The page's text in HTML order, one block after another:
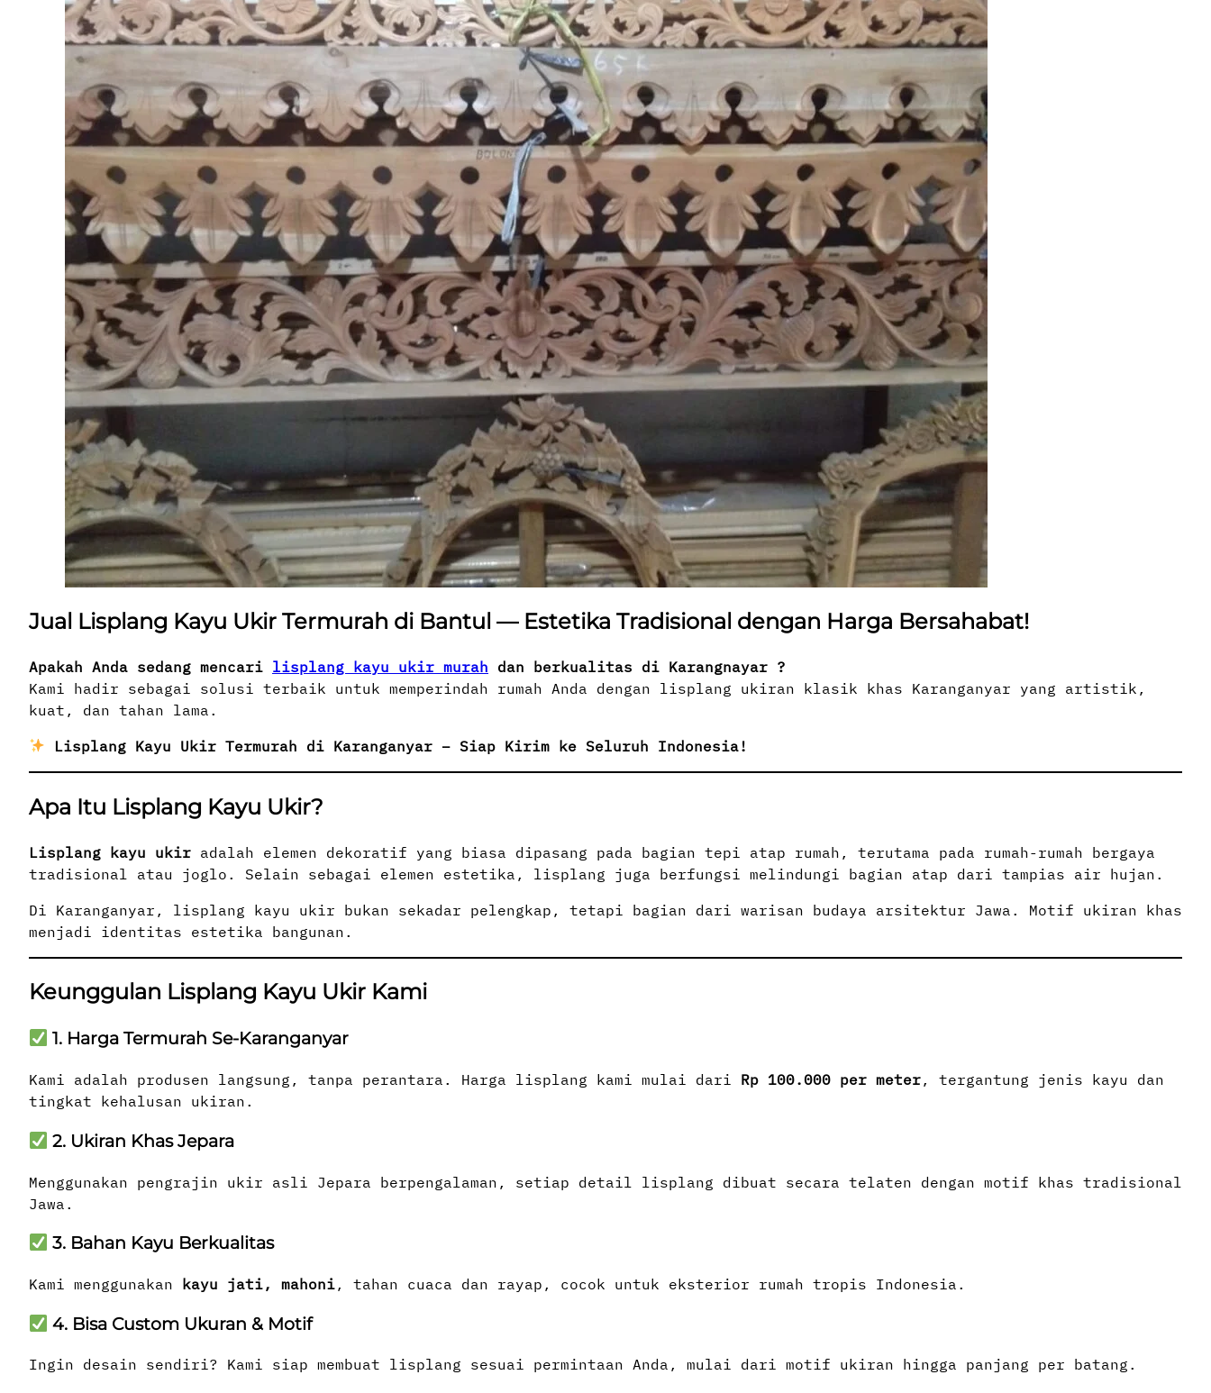
Jual Lisplang Kayu Ukir Termurah di Bantul — Estetika Tradisional dengan Harga Bersahabat!
Apakah Anda sedang mencari lisplang kayu ukir murah dan berkualitas di Karangnayar ?
Kami hadir sebagai solusi terbaik untuk memperindah rumah Anda dengan lisplang ukiran klasik khas Karanganyar yang artistik,
kuat, dan tahan lama.
Lisplang Kayu Ukir Termurah di Karanganyar – Siap Kirim ke Seluruh Indonesia!
Apa Itu Lisplang Kayu Ukir?
Lisplang kayu ukir adalah elemen dekoratif yang biasa dipasang pada bagian tepi atap rumah, terutama pada rumah-rumah bergaya
tradisional atau joglo. Selain sebagai elemen estetika, lisplang juga berfungsi melindungi bagian atap dari tampias air hujan.
Di Karanganyar, lisplang kayu ukir bukan sekadar pelengkap, tetapi bagian dari warisan budaya arsitektur Jawa. Motif ukiran khas
menjadi identitas estetika bangunan.
Keunggulan Lisplang Kayu Ukir Kami
1. Harga Termurah Se-Karanganyar
Kami adalah produsen langsung, tanpa perantara. Harga lisplang kami mulai dari Rp 100.000 per meter, tergantung jenis kayu dan
tingkat kehalusan ukiran.
2. Ukiran Khas Jepara
Menggunakan pengrajin ukir asli Jepara berpengalaman, setiap detail lisplang dibuat secara telaten dengan motif khas tradisional
Jawa.
3. Bahan Kayu Berkualitas
Kami menggunakan kayu jati, mahoni , tahan cuaca dan rayap, cocok untuk eksterior rumah tropis Indonesia.
4. Bisa Custom Ukuran & Motif
Ingin desain sendiri? Kami siap membuat lisplang sesuai permintaan Anda, mulai dari motif ukiran hingga panjang per batang.